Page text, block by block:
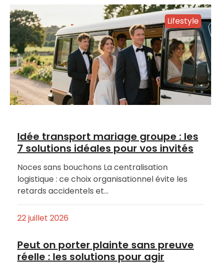
Lifestyle
Idée transport mariage groupe : les
7 solutions idéales pour vos invités
Noces sans bouchons La centralisation
logistique : ce choix organisationnel évite les
retards accidentels et…
22 juillet 2026
Peut on porter plainte sans preuve
réelle : les solutions pour agir